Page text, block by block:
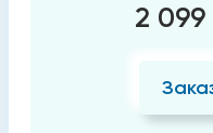
2 099